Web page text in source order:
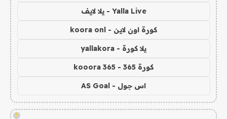
Yalla Live - يلا لايف
كورة اون لاين - koora onl
يلا كورة - yallakora
كورة 365 - kooora 365
اس جول - AS Goal
!